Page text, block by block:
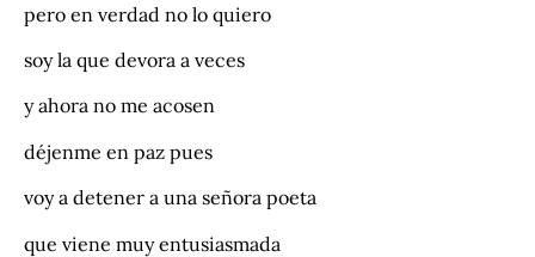
pero en verdad no lo quiero
soy la que devora a veces
y ahora no me acosen
déjenme en paz pues
voy a detener a una señora poeta
que viene muy entusiasmada